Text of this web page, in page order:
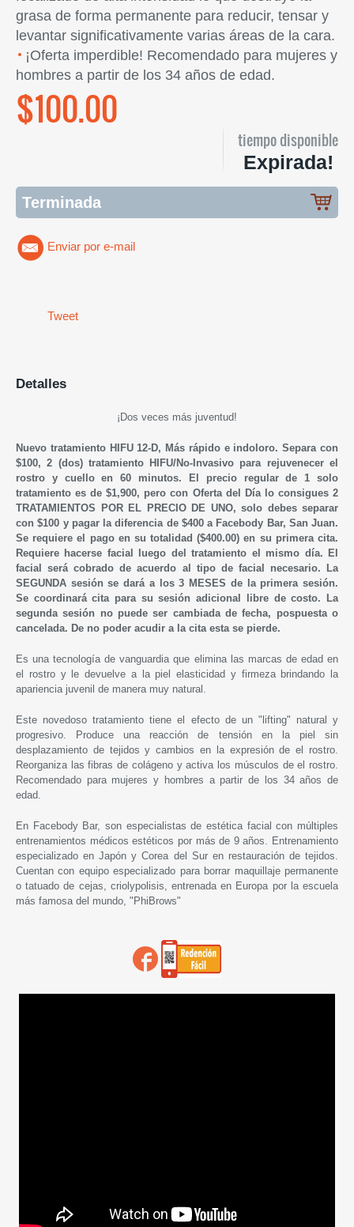
grasa de forma permanente para reducir, tensar y
levantar significativamente varias áreas de la cara.
¡Oferta imperdible! Recomendado para mujeres y
hombres a partir de los 34 años de edad.
$100.00
tiempo disponible
Expirada!
Terminada
Enviar por e-mail
Tweet
Detalles
¡Dos veces más juventud!
Nuevo tratamiento HIFU 12-D, Más rápido e indoloro. Separa con
$100, 2 (dos) tratamiento HIFU/No-Invasivo para rejuvenecer el
rostro y cuello en 60 minutos. El precio regular de 1 solo
tratamiento es de $1,900, pero con Oferta del Día lo consigues 2
TRATAMIENTOS POR EL PRECIO DE UNO, solo debes separar
con $100 y pagar la diferencia de $400 a Facebody Bar, San Juan.
Se requiere el pago en su totalidad ($400.00) en su primera cita.
Requiere hacerse facial luego del tratamiento el mismo día. El
facial será cobrado de acuerdo al tipo de facial necesario. La
SEGUNDA sesión se dará a los 3 MESES de la primera sesión.
Se coordinará cita para su sesión adicional libre de costo. La
segunda sesión no puede ser cambiada de fecha, pospuesta o
cancelada. De no poder acudir a la cita esta se pierde.
Es una tecnología de vanguardia que elimina las marcas de edad en
el rostro y le devuelve a la piel elasticidad y firmeza brindando la
apariencia juvenil de manera muy natural.
Este novedoso tratamiento tiene el efecto de un "lifting" natural y
progresivo. Produce una reacción de tensión en la piel sin
desplazamiento de tejidos y cambios en la expresión de el rostro.
Reorganiza las fibras de colágeno y activa los músculos de el rostro.
Recomendado para mujeres y hombres a partir de los 34 años de
edad.
En Facebody Bar, son especialistas de estética facial con múltiples
entrenamientos médicos estéticos por más de 9 años. Entrenamiento
especializado en Japón y Corea del Sur en restauración de tejidos.
Cuentan con equipo especializado para borrar maquillaje permanente
o tatuado de cejas, criolypolisis, entrenada en Europa por la escuela
más famosa del mundo, "PhiBrows"